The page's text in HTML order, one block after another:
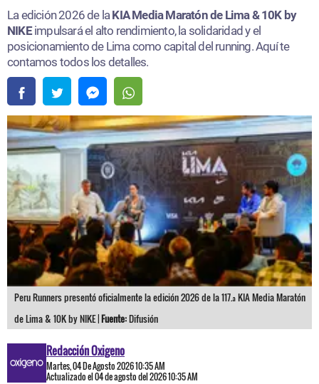
La edición 2026 de la KIA Media Maratón de Lima & 10K by
NIKEimpulsará el alto rendimiento, la solidaridad y el
posicionamiento de Lima como capital del running. Aquí te
contamos todos los detalles.
Peru Runners presentó oficialmente la edición 2026 de la 117.ª KIA Media Maratón
de Lima & 10K by NIKE |Fuente:Difusión
Redacción Oxigeno
Martes, 04 De Agosto 2026 10:35 AM
Actualizado el 04 de agosto del 2026 10:35 AM